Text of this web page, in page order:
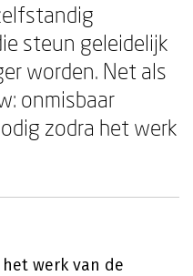
steun geleidelijk
worden. Net als
onmisbaar
zodra het werk
werk van de